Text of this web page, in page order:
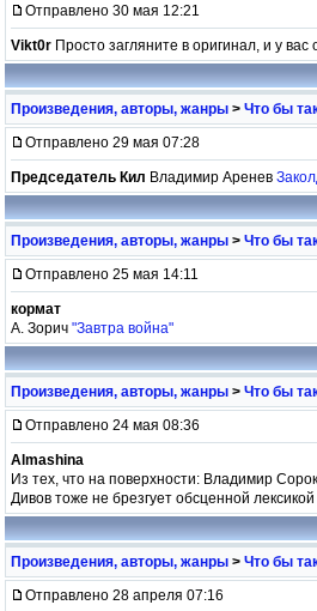
Отправлено 30 мая 12:21
Vikt0r Просто загляните в оригинал, и у
Произведения, авторы, жанры > Что бы
Отправлено 29 мая 07:28
Председатель Кил Владимир Аренев
Произведения, авторы, жанры > Что бы
Отправлено 25 мая 14:11
кормат
А. Зорич "Завтра война"
Произведения, авторы, жанры > Что бы
Отправлено 24 мая 08:36
Almashina
Из тех, что на поверхности: Владимир
Дивов тоже не брезгует обсценной лексикой
Произведения, авторы, жанры > Что бы
Отправлено 28 апреля 07:16